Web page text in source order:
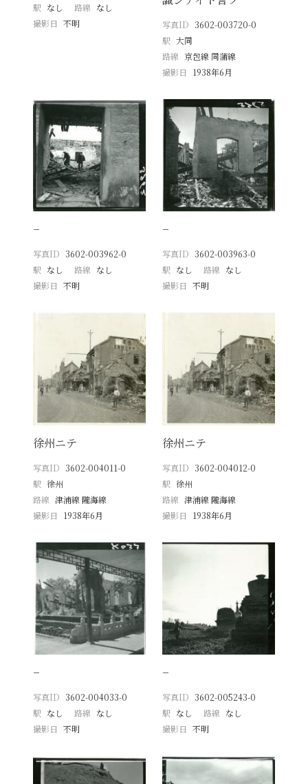
駅 なし 路線 なし
撮影日
不明 写真ID 3602-003720-0
駅 大同
路線 京包線 同蒲線
撮影日
1938年6月
−
写真ID 3602-003962-0
駅 なし 路線 なし
撮影日
不明
−
写真ID 3602-003963-0
駅 なし 路線 なし
撮影日 不明
徐州ニテ
写真ID 3602-004011-0
駅 徐州
路線 津浦線 隴海線
撮影日
1938年6月
徐州ニテ
写真ID 3602-004012-0
駅 徐州
路線 津浦線 隴海線
撮影日
1938年6月
−
写真ID 3602-004033-0
駅 なし 路線 なし
撮影日
不明
−
写真ID 3602-005243-0
駅 なし 路線 なし
撮影日 不明